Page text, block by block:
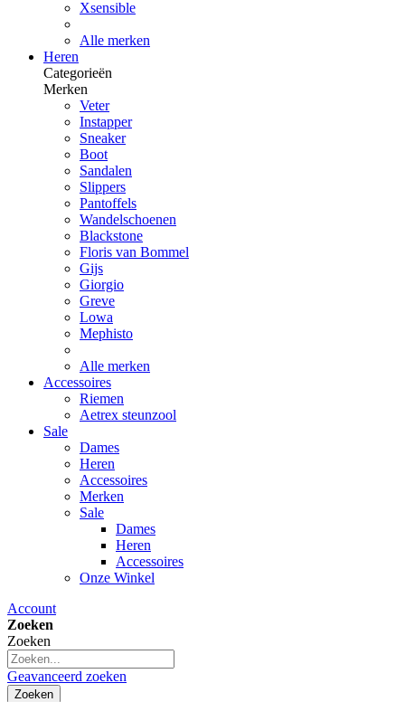
Xsensible
Alle merken
Heren
Categorieën
Merken
Veter
Instapper
Sneaker
Boot
Sandalen
Slippers
Pantoffels
Wandelschoenen
Blackstone
Floris van Bommel
Gijs
Giorgio
Greve
Lowa
Mephisto
Alle merken
Accessoires
Riemen
Aetrex steunzool
Sale
Dames
Heren
Accessoires
Merken
Sale
Dames
Heren
Accessoires
Onze Winkel
Account
Zoeken
Zoeken
Geavanceerd zoeken
Zoeken